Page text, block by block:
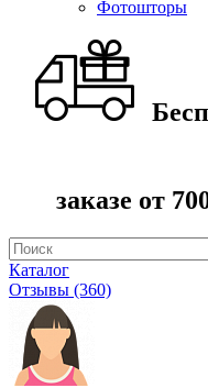
Фотошторы
заказе от
Каталог
Отзывы (360)